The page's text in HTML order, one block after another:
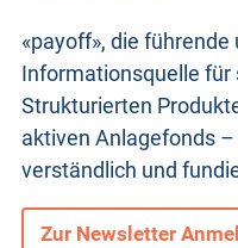
«payoff», die führende
Informationsquelle für
Strukturierten
aktiven Anlagefonds
verständlich und
Zur Newsletter